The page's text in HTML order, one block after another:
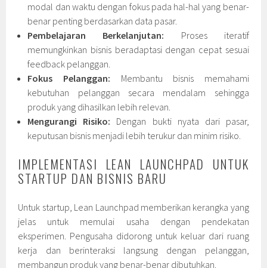
modal dan waktu dengan fokus pada hal-hal yang benar-
benar penting berdasarkan data pasar.
Pembelajaran Berkelanjutan: Proses iteratif
memungkinkan bisnis beradaptasi dengan cepat sesuai
feedback pelanggan.
Fokus Pelanggan: Membantu bisnis memahami
kebutuhan pelanggan secara mendalam sehingga
produk yang dihasilkan lebih relevan.
Mengurangi Risiko: Dengan bukti nyata dari pasar,
keputusan bisnis menjadi lebih terukur dan minim risiko.
IMPLEMENTASI LEAN LAUNCHPAD UNTUK
STARTUP DAN BISNIS BARU
Untuk startup, Lean Launchpad memberikan kerangka yang
jelas untuk memulai usaha dengan pendekatan
eksperimen. Pengusaha didorong untuk keluar dari ruang
kerja dan berinteraksi langsung dengan pelanggan,
membangun produk yang benar-benar dibutuhkan.